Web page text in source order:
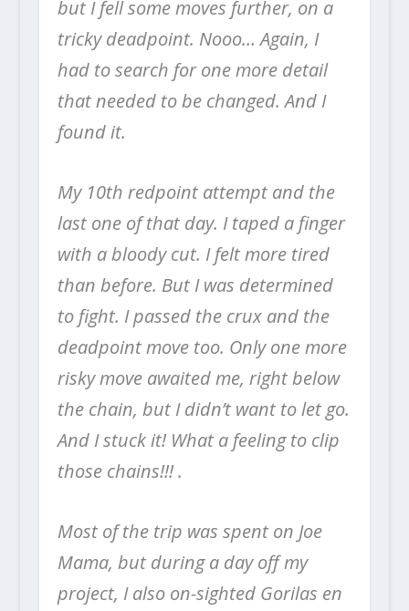
but I fell some moves further, on a
tricky deadpoint. Nooo… Again, I
had to search for one more detail
that needed to be changed. And I
found it.
My 10th redpoint attempt and the
last one of that day. I taped a finger
with a bloody cut. I felt more tired
than before. But I was determined
to fight. I passed the crux and the
deadpoint move too. Only one more
risky move awaited me, right below
the chain, but I didn’t want to let go.
And I stuck it! What a feeling to clip
those chains!!! .
Most of the trip was spent on Joe
Mama, but during a day off my
project, I also on-sighted Gorilas en